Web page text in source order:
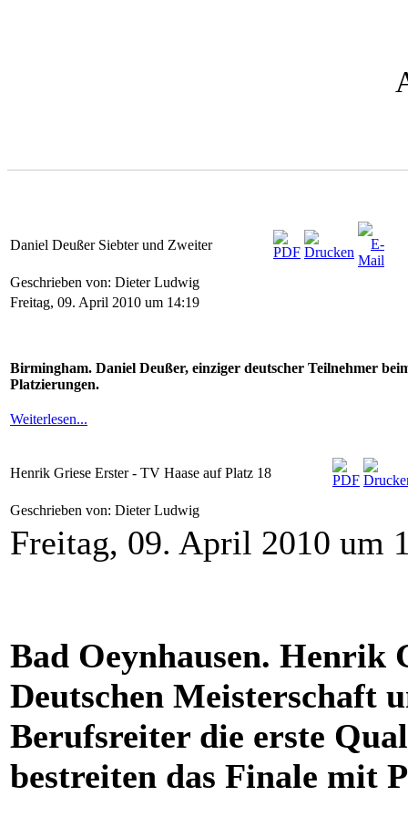
Daniel Deußer Siebter und Zweiter
Geschrieben von: Dieter Ludwig
Freitag, 09. April 2010 um 14:19
Birmingham. Daniel Deußer, einziger deutscher Teilnehmer
Platzierungen.
Weiterlesen...
Henrik Griese Erster - TV Haase auf Platz 18
Geschrieben von: Dieter Ludwig
Freitag, 09. April 2010 um
Bad Oeynhausen. Henrik
Deutschen Meisterschaft
Berufsreiter die erste
bestreiten das Finale mit